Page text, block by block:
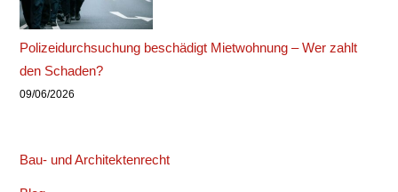
Polizeidurchsuchung beschädigt Mietwohnung – Wer zahlt
den Schaden?
09/06/2026
Bau- und Architektenrecht